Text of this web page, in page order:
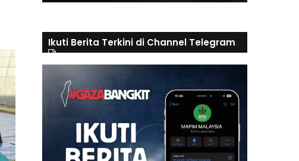
Ikuti Berita Terkini di Channel Telegram